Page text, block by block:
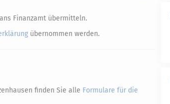
Finanzamt übermitteln.
übernommen werden.
finden Sie alle Formulare für die